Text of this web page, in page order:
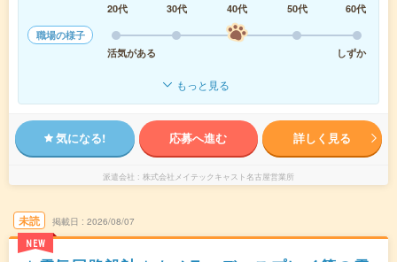
20代
30代 40代 50代
60代
職場の様子
活気がある
しずか
もっと見る
気になる! 応募へ進む 詳しく見る
派遣会社 株式会社メイテックキャスト名古屋営業所
未読
NEW
掲載日 2026/08/07